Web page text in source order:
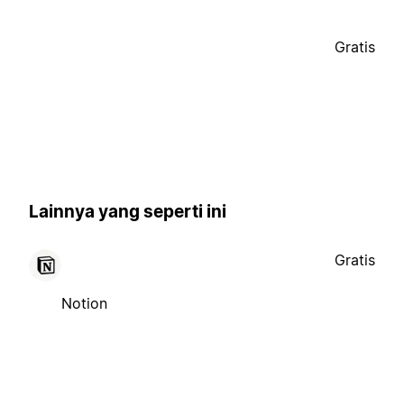
Gratis
Lainnya yang seperti ini
Notion
Gratis